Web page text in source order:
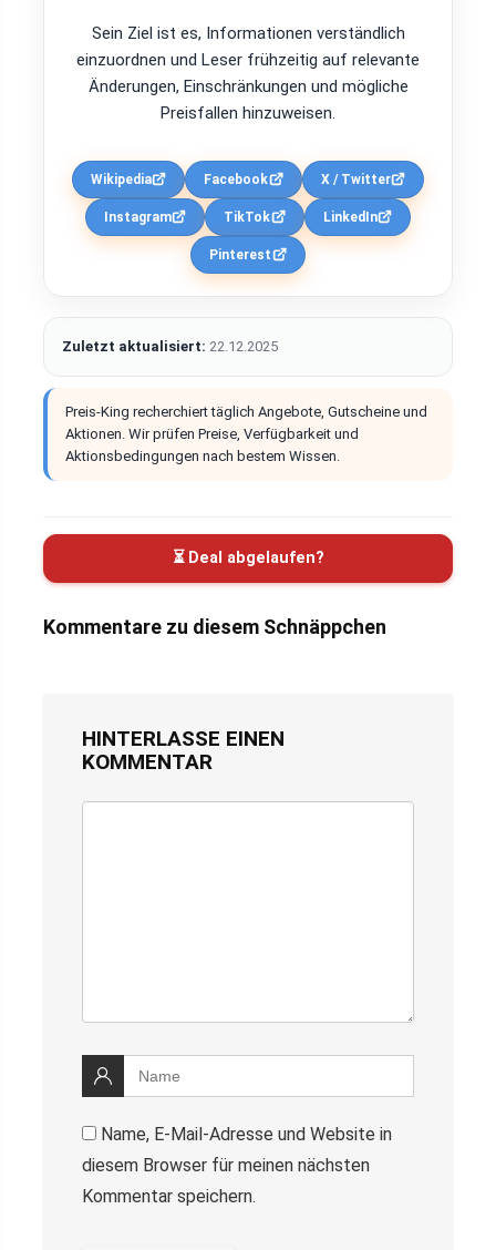
Sein Ziel ist es, Informationen verständlich
einzuordnen und Leser frühzeitig auf relevante
Änderungen, Einschränkungen und mögliche
Preisfallen hinzuweisen.
Wikipedia Facebook X / Twitter
Instagram TikTok LinkedIn
Pinterest
Zuletzt aktualisiert: 22.12.2025
Preis-King recherchiert täglich Angebote, Gutscheine und
Aktionen. Wir prüfen Preise, Verfügbarkeit und
Aktionsbedingungen nach bestem Wissen.
⏳ Deal abgelaufen?
Kommentare zu diesem Schnäppchen
HINTERLASSE EINEN
KOMMENTAR
Name, E-Mail-Adresse und Website in
diesem Browser für meinen nächsten
Kommentar speichern.